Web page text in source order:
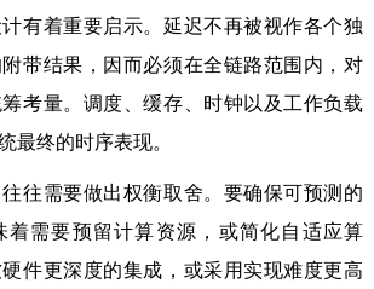
有着重要启示。延迟不再被视作各个独
带结果，因而必须在全链路范围内，对
考量。调度、缓存、时钟以及工作负载
最终的时序表现。
往需要做出权衡取舍。要确保可预测的
着需要预留计算资源，或简化自适应算
件更深度的集成，或采用实现难度更高